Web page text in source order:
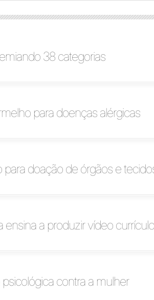
38 categorias
para doenças alérgicas
doação de órgãos e
ensina a produzir vídeo currículo
contra a mulher